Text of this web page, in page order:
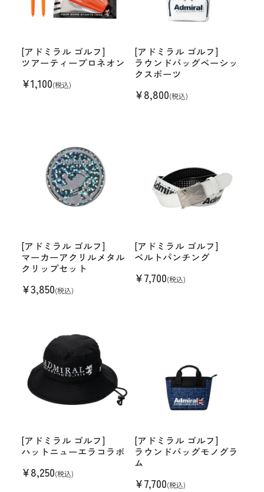
[アドミラル ゴルフ]
ツアーティープロネオン
¥1,100(税込)
[アドミラル ゴルフ]
ラウンドバッグベーシッ
クスポーツ
¥8,800(税込)
[アドミラル ゴルフ]
マーカーアクリルメタル
クリップセット
¥3,850(税込)
[アドミラル ゴルフ]
ベルトパンチング
¥7,700(税込)
[アドミラル ゴルフ]
ハットニューエラコラボ
¥8,250(税込)
[アドミラル ゴルフ]
ラウンドバッグモノグラ
ム
¥7,700(税込)